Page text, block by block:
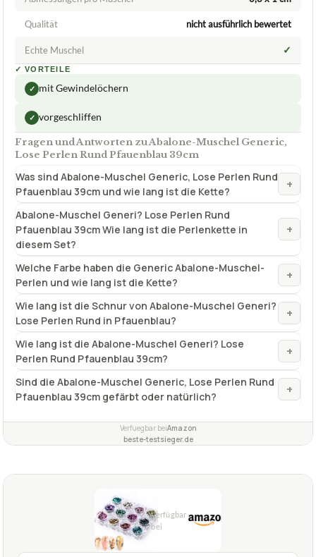
Qualität nicht ausführlich bewertet
Echte Muschel ✓
✓ VORTEILE
✓ mit Gewindelöchern
✓ vorgeschliffen
Fragen und Antworten zu Abalone-Muschel Generic,
Lose Perlen Rund Pfauenblau 39cm
Was sind Abalone-Muschel Generic, Lose Perlen Rund
Pfauenblau 39cm und wie lang ist die Kette?
+
Abalone-Muschel Generi? Lose Perlen Rund
Pfauenblau 39cm Wie lang ist die Perlenkette in
diesem Set?
+
Welche Farbe haben die Generic Abalone-Muschel-
Perlen und wie lang ist die Kette?
+
Wie lang ist die Schnur von Abalone-Muschel Generi?
Lose Perlen Rund in Pfauenblau?
+
Wie lang ist die Abalone-Muschel Generi? Lose
Perlen Rund Pfauenblau 39cm?
+
Sind die Abalone-Muschel Generic, Lose Perlen Rund
Pfauenblau 39cm gefärbt oder natürlich?
+
Verfuegbar beiAmazon
beste-testsieger.de